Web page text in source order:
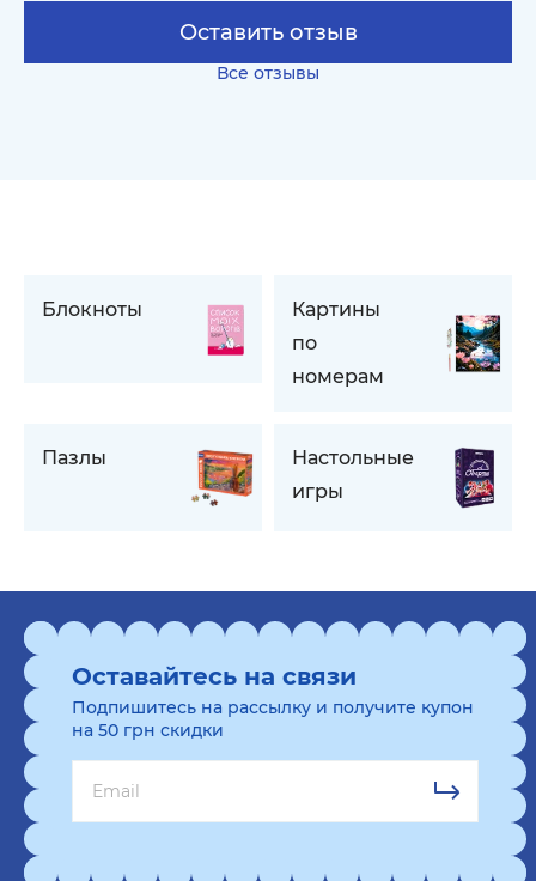
Все отзывы
Оставить отзыв
Блокноты
Картины
по
номерам
Пазлы
Настольные
игры
Оставайтесь на связи
Подпишитесь на рассылку и получите купон
на 50 грн скидки